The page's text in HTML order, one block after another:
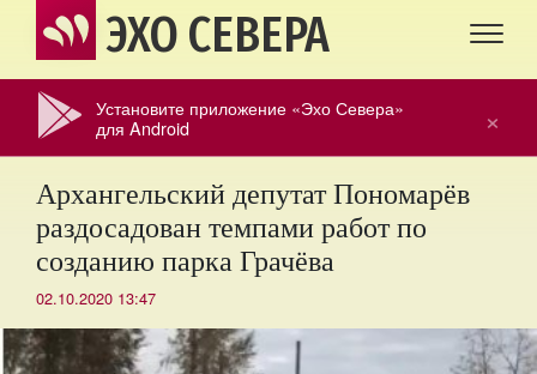
ЭХО СЕВЕРА
×
Установите приложение «Эхо Севера»
для Android
Архангельский депутат Пономарёв
раздосадован темпами работ по
созданию парка Грачёва
02.10.2020 13:47